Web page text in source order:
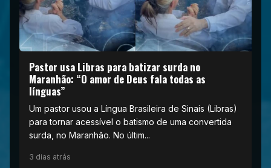
Pastor usa Libras para batizar surda no
Maranhão: “O amor de Deus fala todas as
línguas”
Um pastor usou a Língua Brasileira de Sinais (Libras)
para tornar acessível o batismo de uma convertida
surda, no Maranhão. No últim...
3 dias atrás